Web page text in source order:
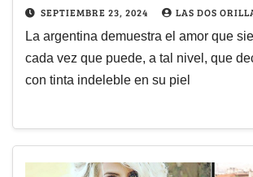
SEPTIEMBRE 23, 2024 LAS DOS
La argentina demuestra el amor que
cada vez que puede, a tal nivel, que
con tinta indeleble en su piel